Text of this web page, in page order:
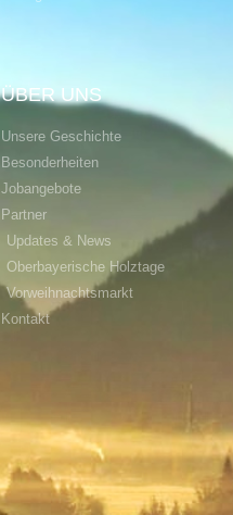
ÜBER UNS
Unsere Geschichte
Besonderheiten
Jobangebote
Partner
Updates & News
Oberbayerische Holztage
Vorweihnachtsmarkt
Kontakt